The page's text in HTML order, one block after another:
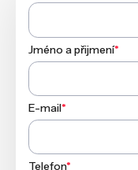
Jméno a přijmení*
E-mail*
Telefon*